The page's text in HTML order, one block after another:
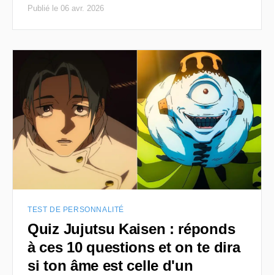
Publié le 06 avr. 2026
TEST DE PERSONNALITÉ
Quiz Jujutsu Kaisen : réponds
à ces 10 questions et on te dira
si ton âme est celle d'un